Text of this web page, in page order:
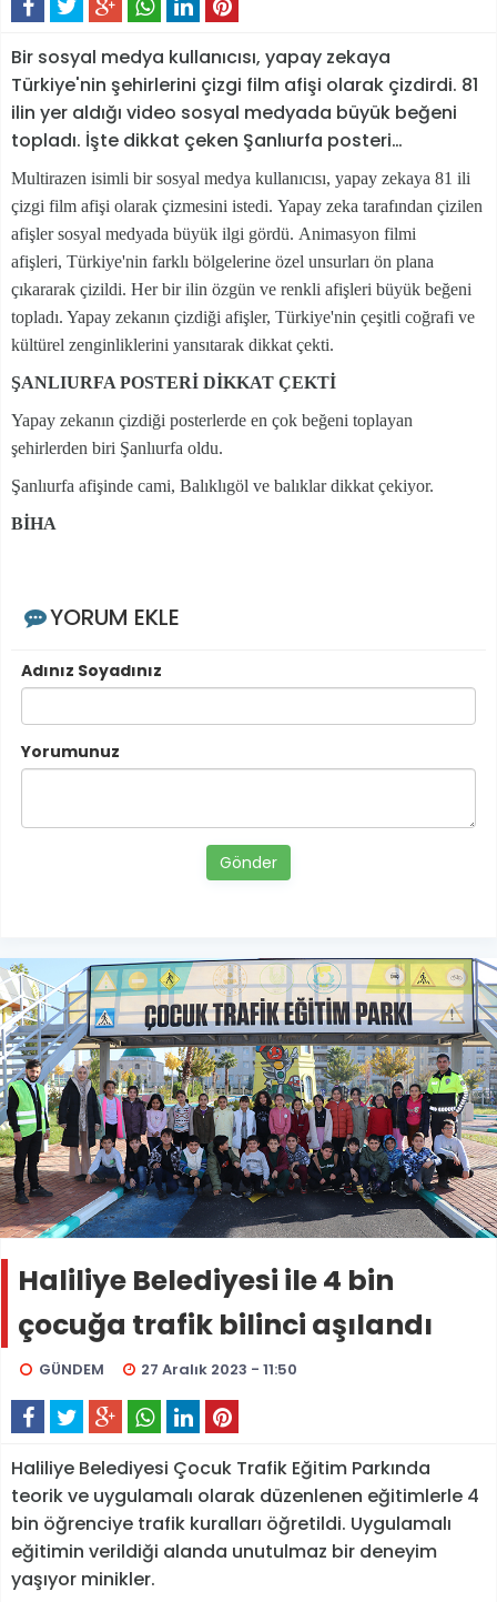
Bir sosyal medya kullanıcısı, yapay zekaya
Türkiye'nin şehirlerini çizgi film afişi olarak çizdirdi. 81
ilin yer aldığı video sosyal medyada büyük beğeni
topladı. İşte dikkat çeken Şanlıurfa posteri…
Multirazen isimli bir sosyal medya kullanıcısı, yapay zekaya 81 ili
çizgi film afişi olarak çizmesini istedi. Yapay zeka tarafından çizilen
afişler sosyal medyada büyük ilgi gördü. Animasyon filmi
afişleri, Türkiye'nin farklı bölgelerine özel unsurları ön plana
çıkararak çizildi. Her bir ilin özgün ve renkli afişleri büyük beğeni
topladı. Yapay zekanın çizdiği afişler, Türkiye'nin çeşitli coğrafi ve
kültürel zenginliklerini yansıtarak dikkat çekti.
ŞANLIURFA POSTERİ DİKKAT ÇEKTİ
Yapay zekanın çizdiği posterlerde en çok beğeni toplayan
şehirlerden biri Şanlıurfa oldu.
Şanlıurfa afişinde cami, Balıklıgöl ve balıklar dikkat çekiyor.
BİHA
YORUM EKLE
Adınız Soyadınız
Yorumunuz
Gönder
Haliliye Belediyesi ile 4 bin
çocuğa trafik bilinci aşılandı
GÜNDEM 27 Aralık 2023 - 11:50
Haliliye Belediyesi Çocuk Trafik Eğitim Parkında
teorik ve uygulamalı olarak düzenlenen eğitimlerle 4
bin öğrenciye trafik kuralları öğretildi. Uygulamalı
eğitimin verildiği alanda unutulmaz bir deneyim
yaşıyor minikler.